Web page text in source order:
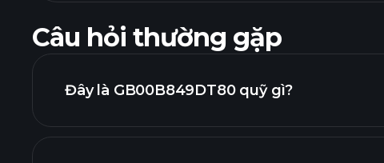
Câu hỏi thường gặp
Đây là GB00B849DT80 quỹ gì?